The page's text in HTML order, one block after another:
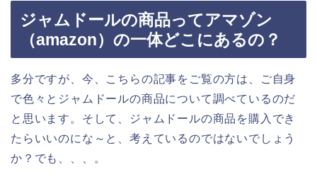
ジャムドールの商品ってアマゾン
（amazon）の一体どこにあるの？
多分ですが、今、こちらの記事をご覧の方は、ご自身
で色々とジャムドールの商品について調べているのだ
と思います。そして、ジャムドールの商品を購入でき
たらいいのにな～と、考えているのではないでしょう
か？でも、、、。